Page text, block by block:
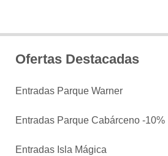
Ofertas Destacadas
Entradas Parque Warner
Entradas Parque Cabárceno -10%
Entradas Isla Mágica